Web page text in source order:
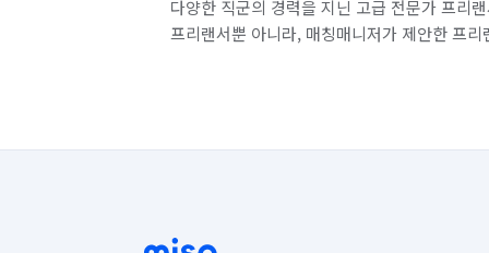
다양한 직군의 경력을 지닌 고급 전문가 프리
프리랜서뿐 아니라, 매칭매니저가 제안한 프